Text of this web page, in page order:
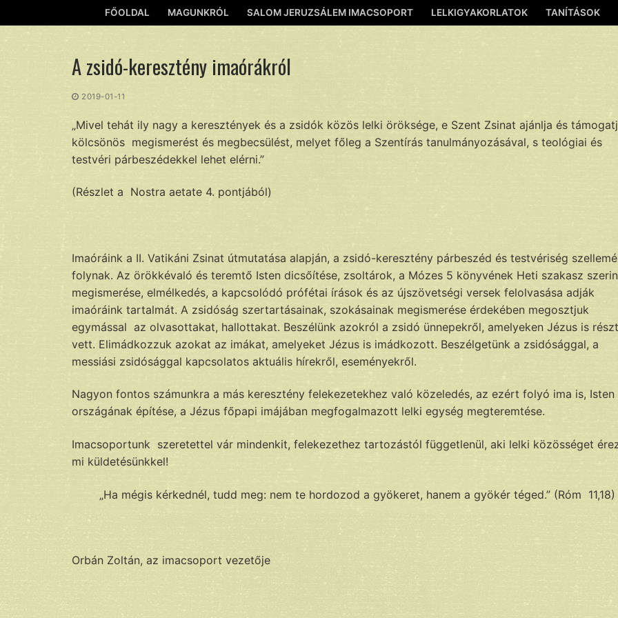
a
FŐOLDAL MAGUNKRÓL SALOM JERUZSÁLEM IMACSOPORT LELKIGYAKORLATOK TANÍTÁSOK
A zsidó-keresztény imaórákról
2019-01-11
„Mivel tehát ily nagy a keresztények és a zsidók közös lelki öröksége, e Szent Zsinat ajánlja és
kölcsönös megismerést és megbecsülést, melyet főleg a Szentírás tanulmányozásával, s teológiai és
testvéri párbeszédekkel lehet elérni.”
(Részlet a Nostra aetate 4. pontjából)
Imaóráink a II. Vatikáni Zsinat útmutatása alapján, a zsidó-keresztény párbeszéd és testvériség
folynak. Az örökkévaló és teremtő Isten dicsőítése, zsoltárok, a Mózes 5 könyvének Heti szakasz
megismerése, elmélkedés, a kapcsolódó prófétai írások és az újszövetségi versek felolvasása adják
imaóráink tartalmát. A zsidóság szertartásainak, szokásainak megismerése érdekében megosztjuk
egymással az olvasottakat, hallottakat. Beszélünk azokról a zsidó ünnepekről, amelyeken Jézus is részt
vett. Elimádkozzuk azokat az imákat, amelyeket Jézus is imádkozott. Beszélgetünk a zsidósággal, a
messiási zsidósággal kapcsolatos aktuális hírekről, eseményekről.
Nagyon fontos számunkra a más keresztény felekezetekhez való közeledés, az ezért folyó ima is, Isten
országának építése, a Jézus főpapi imájában megfogalmazott lelki egység megteremtése.
Imacsoportunk szeretettel vár mindenkit, felekezethez tartozástól függetlenül, aki lelki közösséget
mi küldetésünkkel!
„Ha mégis kérkednél, tudd meg: nem te hordozod a gyökeret, hanem a gyökér téged.” (Róm 11,18)
Orbán Zoltán, az imacsoport vezetője